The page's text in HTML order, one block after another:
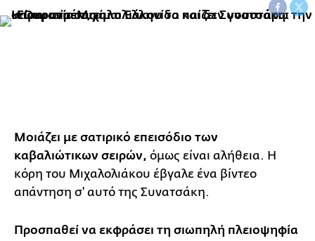
Moιάζει με σατιρικό επεισόδιο των
καβαλιώτικων σειρών, όμως είναι αλήθεια. Η
κόρη του Μιχαλολιάκου έβγαλε ένα βίντεο
απάντηση σ' αυτό της Συνατσάκη.
Προσπαθεί να εκφράσει τη σιωπηλή πλειοψηφία